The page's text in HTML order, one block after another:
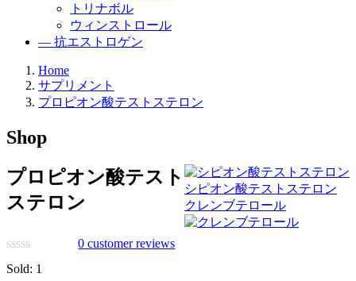
トリナボル
ウィンストロール
— 抗エストロゲン
Home
サプリメント
プロピオン酸テストステロン
Shop
シピオン酸テストステロン
クレンブテロール
プロピオン酸テスト
ステロン
0 customer reviews
Sold: 1